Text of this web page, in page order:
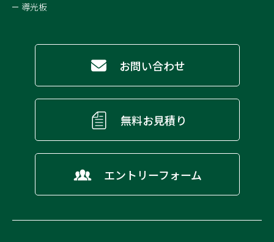
導光板
お問い合わせ
無料お見積り
エントリーフォーム